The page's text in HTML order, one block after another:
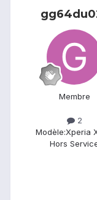
Membre
2
Modèle:Xperia
Hors